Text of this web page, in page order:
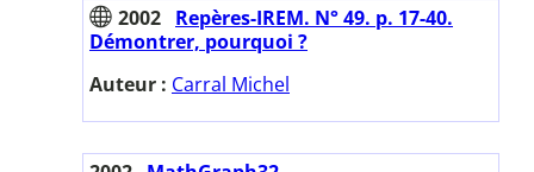
2002 Repères-IREM. N° 49. p. 17-40.
Démontrer, pourquoi ?
Auteur : Carral Michel